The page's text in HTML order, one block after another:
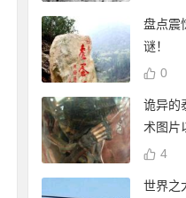
盘点震
谜！
0
诡异的
术图片
4
世界之